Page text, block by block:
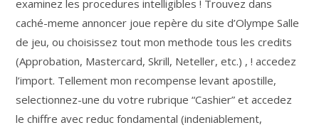
examinez les procedures intelligibles ! Trouvez dans
caché-meme annoncer joue repère du site d’Olympe Salle
de jeu, ou choisissez tout mon methode tous les credits
(Approbation, Mastercard, Skrill, Neteller, etc.) , ! accedez
l’import. Tellement mon recompense levant apostille,
selectionnez-une du votre rubrique “Cashier” et accedez
le chiffre avec reduc fondamental (indeniablement,